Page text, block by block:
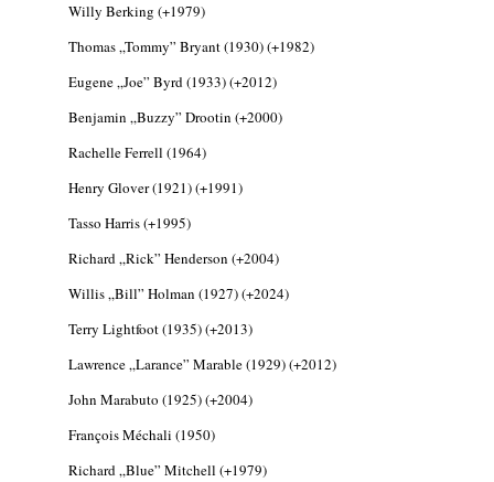
Jazz-rock albumok 1986-ból - Shakatak
„Into the Blue”
Ezen a napon – augusztus 8. (2026)
2026. augusztus 08.
Fusio Group feat. Kertész Erika "New
Visions" lemezbemutató koncert
2026. augusztus 07.
Jazz-rock albumok 1985-ből - Issei Noro
„Sweet Sphere”
„Electric Outlet”
2026. augusztus 06.
X. BOHÉM JAZZFŐVÁROS fesztivál,
színpad, 10 ország zenészei, 40 óra zene és
tánc!
Willy Berking (+1979)
Thomas „Tommy” Bryant (1930) (+1982)
Eugene „Joe” Byrd (1933) (+2012)
Benjamin „Buzzy” Drootin (+2000)
Rachelle Ferrell (1964)
Henry Glover (1921) (+1991)
Tasso Harris (+1995)
Richard „Rick” Henderson (+2004)
Willis „Bill” Holman (1927) (+2024)
Terry Lightfoot (1935) (+2013)
Lawrence „Larance” Marable (1929) (+2012)
John Marabuto (1925) (+2004)
François Méchali (1950)
Richard „Blue” Mitchell (+1979)